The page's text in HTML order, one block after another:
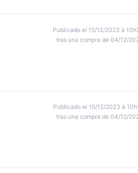
Publicado el 15/12/2023 à
tras una compra de 04/12/
Publicado el 15/12/2023 à
tras una compra de 04/12/